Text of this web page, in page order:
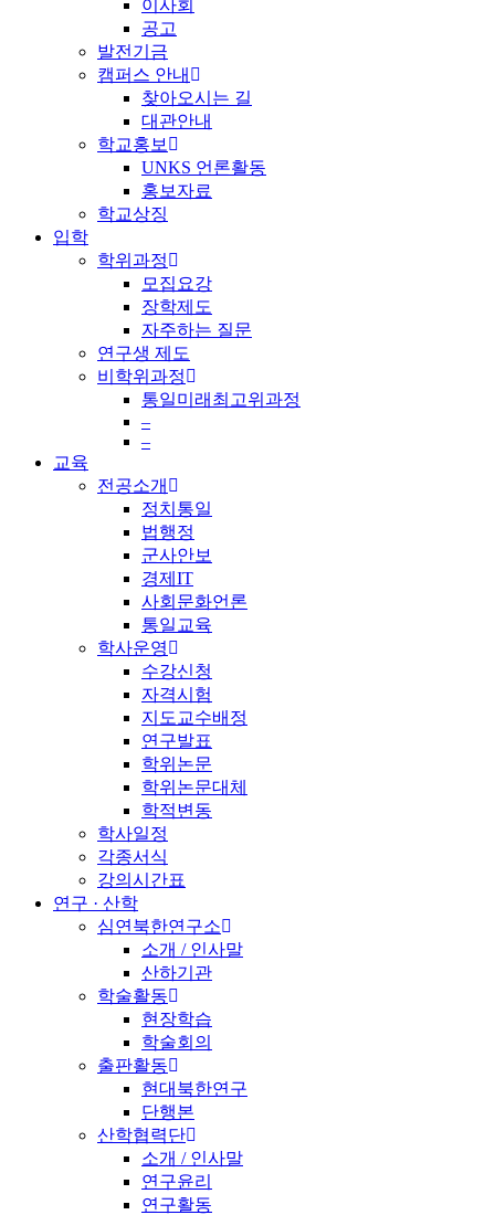
이사회
공고
발전기금
캠퍼스 안내
찾아오시는 길
대관안내
학교홍보
UNKS 언론활동
홍보자료
학교상징
입학
학위과정
모집요강
장학제도
자주하는 질문
연구생 제도
비학위과정
통일미래최고위과정
–
–
교육
전공소개
정치통일
법행정
군사안보
경제IT
사회문화언론
통일교육
학사운영
수강신청
자격시험
지도교수배정
연구발표
학위논문
학위논문대체
학적변동
학사일정
각종서식
강의시간표
연구 · 산학
심연북한연구소
소개 / 인사말
산하기관
학술활동
현장학습
학술회의
출판활동
현대북한연구
단행본
산학협력단
소개 / 인사말
연구윤리
연구활동